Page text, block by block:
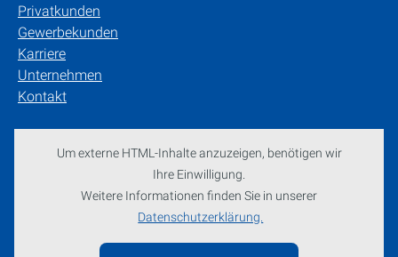
Privatkunden
Gewerbekunden
Karriere
Unternehmen
Kontakt
Um externe HTML-Inhalte anzuzeigen, benötigen wir
Ihre Einwilligung.
Weitere Informationen finden Sie in unserer
Datenschutzerklärung.